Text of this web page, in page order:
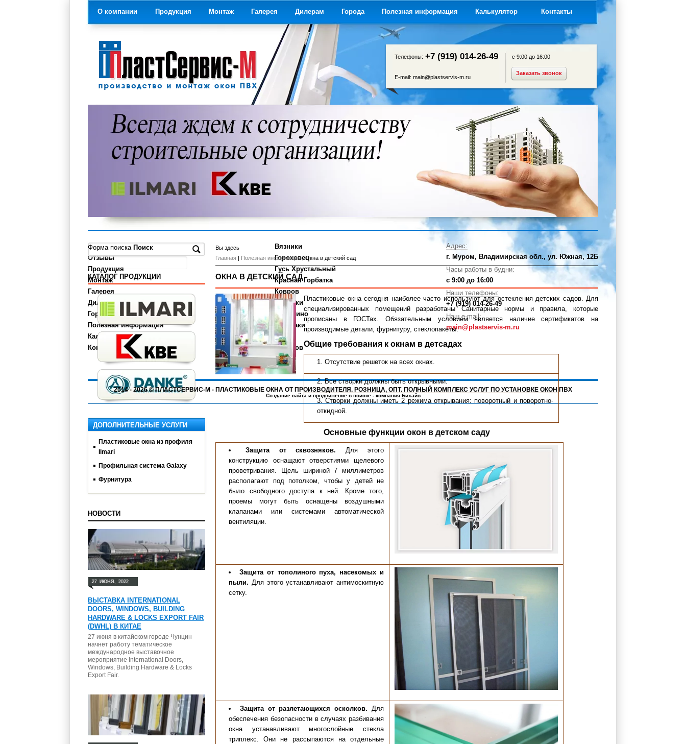
Телефоны: +7 (919) 014-26-49
E-mail: main@plastservis-m.ru
с 9:00 до 16:00
Заказать звонок
О компании Продукция Монтаж Галерея Дилерам Города Полезная информация Калькулятор Контакты
Вы здесь
Главная | Полезная информация| Окна в детский сад
ОКНА В ДЕТСКИЙ САД
Пластиковые окна сегодня наиболее часто используют для остекления детских садов. Для
специализированных помещений разработаны Санитарные нормы и правила, которые
прописаны в ГОСТах. Обязательным условием является наличие сертификатов на
производимые детали, фурнитуру, стеклопакеты.
Общие требования к окнам в детсадах
Отсутствие решеток на всех окнах.
Все створки должны быть открывными.
Створки должны иметь 2 режима открывания: поворотный и поворотно-
откидной.
Основные функции окон в детском саду
Защита от сквозняков. Для этого
конструкцию оснащают отверстиями щелевого
проветривания. Щель шириной 7 миллиметров
располагают под потолком, чтобы у детей не
было свободного доступа к ней. Кроме того,
проемы могут быть оснащены воздушными
клапанами или системами автоматической
вентиляции.
Защита от тополиного пуха, насекомых и
пыли. Для этого устанавливают антимоскитную
сетку.
Защита от разлетающихся осколков. Для
обеспечения безопасности в случаях разбивания
окна устанавливают многослойные стекла
триплекс. Они не рассыпаются на отдельные
Форма поиска Поиск
КАТАЛОГ ПРОДУКЦИИ
ДОПОЛНИТЕЛЬНЫЕ УСЛУГИ
Пластиковые окна из профиля
Ilmari
Профильная система Galaxy
Фурнитура
НОВОСТИ
27 ИЮНЯ, 2022
ВЫСТАВКА INTERNATIONAL
DOORS, WINDOWS, BUILDING
HARDWARE & LOCKS EXPORT FAIR
(DWHL) В КИТАЕ
27 июня в китайском городе Чунцин
начнет работу тематическое
международное выставочное
мероприятие International Doors,
Windows, Building Hardware & Locks
Export Fair.
О компании
Отзывы
Продукция
Монтаж
Галерея
Дилерам
Города
Полезная информация
Калькулятор
Контакты
Вязники
Гороховец
Гусь Хрустальный
Красная Горбатка
Ковров
Меленки
Навашино
Кулебаки
Выкса
Касимов
Адрес:
г. Муром, Владимирская обл., ул. Южная, 12Б
Часы работы в будни:
с 9:00 до 16:00
Наши телефоны:
+7 (919) 014-26-49
Наш e-mail:
main@plastservis-m.ru
2014 - 2026 © ПЛАСТСЕРВИС-М - ПЛАСТИКОВЫЕ ОКНА ОТ ПРОИЗВОДИТЕЛЯ. РОЗНИЦА, ОПТ. ПОЛНЫЙ КОМПЛЕКС УСЛУГ ПО УСТАНОВКЕ ОКОН ПВХ
Создание сайта и продвижение в поиске- компания Бихайв